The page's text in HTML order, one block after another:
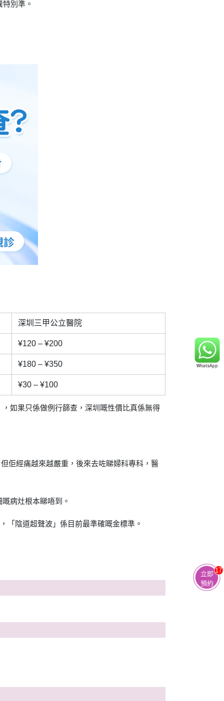
別準。
深圳三甲公立醫院
¥120 – ¥200
¥180 – ¥350
¥30 – ¥100
如果只係做例行篩查，深圳嘅性價比真係無得
佢經痛越來越嚴重，後來去咗睇婦科專科，醫
病灶根本睇唔到。
「陰道超聲波」係目前最準確嘅金標準。
立即
預約
17